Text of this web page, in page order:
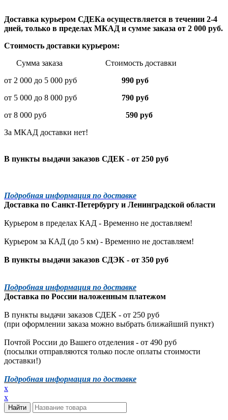
Доставка курьером СДЕКа осуществляется в течении 2-4
дней, только в пределах МКАД и сумме заказа от 2 000 руб.
Стоимость доставки курьером:
Сумма заказа Стоимость доставки
от 2 000 до 5 000 руб
990 руб
от 5 000 до 8 000 руб 790 руб
от 8 000 руб 590 руб
За МКАД доставки нет!
В пункты выдачи заказов СДЕК - от 250 руб
Подробная информация по доставке
Доставка по Санкт-Петербургу и Ленинградской области
Курьером в пределах КАД - Временно не доставляем!
Курьером за КАД (до 5 км) - Временно не доставляем!
В пункты выдачи заказов СДЭК - от 350 руб
Подробная информация по доставке
Доставка по России наложенным платежом
В пункты выдачи заказов СДЕК - от 250 руб
(при оформлении заказа можно выбрать ближайший пункт)
Почтой России до Вашего отделения - от 490 руб
(посылки отправляются только после оплаты стоимости
доставки!)
Подробная информация по доставке
x
x